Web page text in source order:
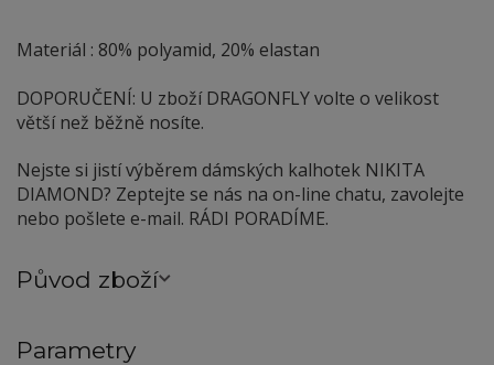
Materiál : 80% polyamid, 20% elastan
DOPORUČENÍ: U zboží DRAGONFLY volte o velikost
větší než běžně nosíte.
Nejste si jistí výběrem dámských kalhotek NIKITA
DIAMOND? Zeptejte se nás na on-line chatu, zavolejte
nebo pošlete e-mail. RÁDI PORADÍME.
Původ zboží
Parametry